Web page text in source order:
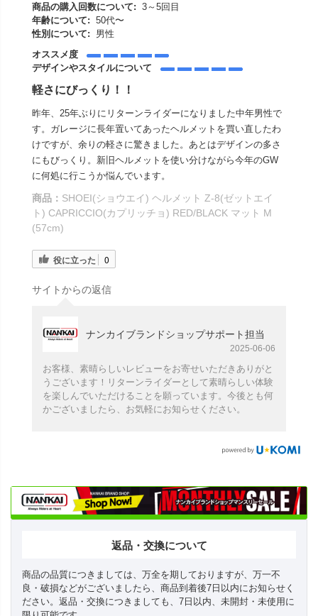
商品の購入回数について: 3～5回目
年齢について: 50代〜
性別について:
男性
オススメ度
デザインやスタイルについて
軽さにびっくり！！
昨年、25年ぶりにリターンライダーになりました中年男性で
す。ガレージに長年置いてあったヘルメットを買い直したわ
けですが、余りの軽さに驚きました。あとはデザインの多さ
にもびっくり。新旧ヘルメットを使い分けながら今年のGW
に何処に行こうか悩んでいます。
商品： SHOEI(ショウエイ) ヘルメット Z-8(ゼットエイ
ト) CAPRICCIO(カプリッチョ) RED/BLACK マット M
(57cm)
役に立った 0
サイトからの返信
ナンカイブランドショップサポート担当
2025-06-06
お客様、素晴らしいレビューをお寄せいただきありがと
うございます！リターンライダーとして素晴らしい体験
を楽しんでいただけることを願っています。今後とも何
かございましたら、お気軽にお知らせください。
返品・交換について
商品の品質につきましては、万全を期しておりますが、万一不
良・破損などがございましたら、商品到着後7日以内にお知らせく
ださい。返品・交換につきましても、7日以内、未開封・未使用に